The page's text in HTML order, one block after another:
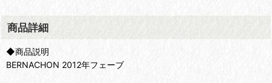
商品詳細
◆商品説明
BERNACHON 2012年フェーブ